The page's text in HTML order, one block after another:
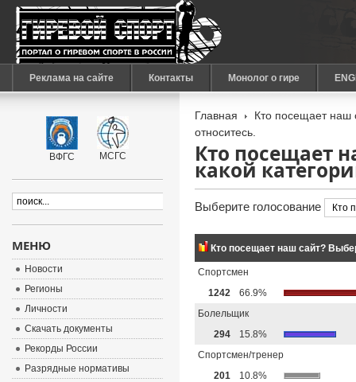
Реклама на сайте Контакты Монолог о гире
Главная
Кто посещает наш
относитесь.
Кто посещает
какой
Выберите голосование
Кто посещает наш сайт?
Спортсмен
1242
66.9%
Болельщик
294
15.8%
Спортсмен/тренер
201
10.8%
ВФГС МСГС
МЕНЮ
Новости
Регионы
Личности
Скачать документы
Рекорды России
Разрядные нормативы